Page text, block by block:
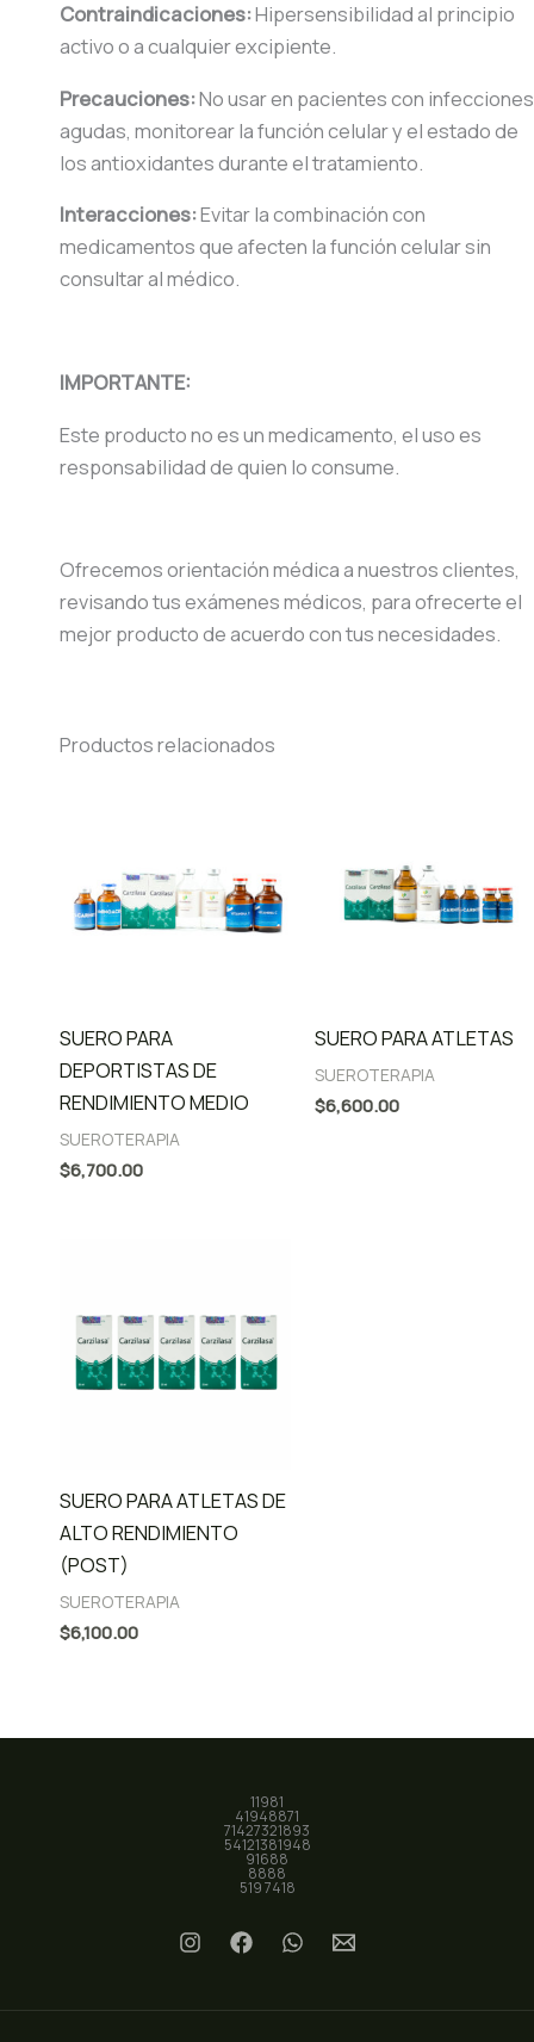
Contraindicaciones:Hipersensibilidad al principio
activo o a cualquier excipiente.
Precauciones:No usar en pacientes con infecciones
agudas, monitorear la función celular y el estado de
los antioxidantes durante el tratamiento.
Interacciones:Evitar la combinación con
medicamentos que afecten la función celular sin
consultar al médico.
IMPORTANTE:
Este producto no es un medicamento, el uso es
responsabilidad de quien lo consume.
Ofrecemos orientación médica a nuestros clientes,
revisando tus exámenes médicos, para ofrecerte el
mejor producto de acuerdo con tus necesidades.
Productos relacionados
SUERO PARA
DEPORTISTAS DE
RENDIMIENTO MEDIO
SUEROTERAPIA
$6,700.00
SUERO PARA ATLETAS
SUEROTERAPIA
$6,600.00
SUERO PARA ATLETAS DE
ALTO RENDIMIENTO
(POST)
SUEROTERAPIA
$6,100.00
11981
41948871
71427321893
54121381948
91688
8888
519 7418